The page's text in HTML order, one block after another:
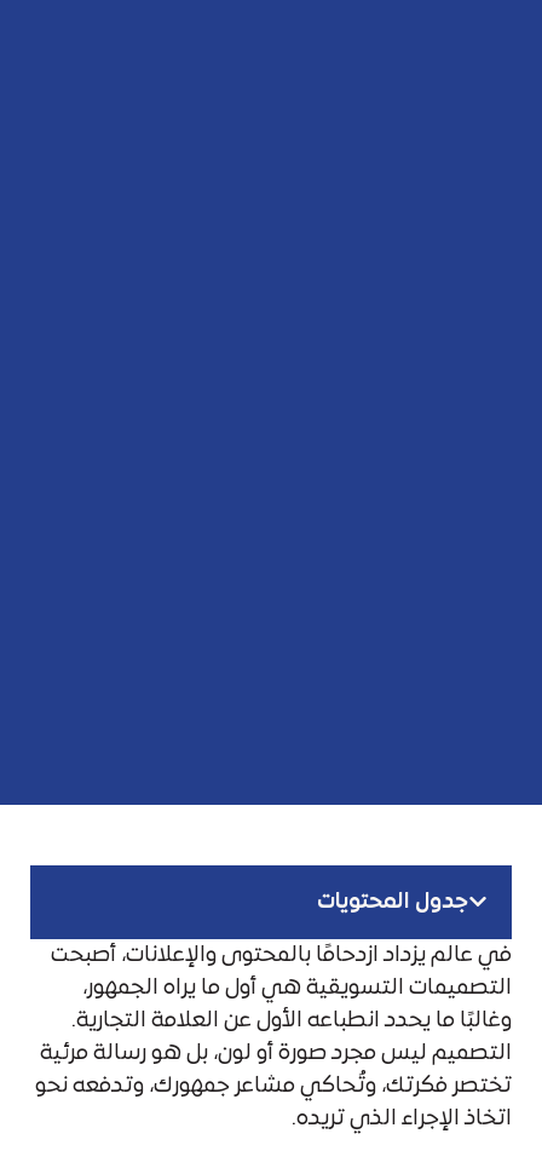
جدول المحتويات
في عالم يزداد ازدحامًا بالمحتوى والإعلانات، أصبحت
التصميمات التسويقية هي أول ما يراه الجمهور،
وغالبًا ما يحدد انطباعه الأول عن العلامة التجارية.
التصميم ليس مجرد صورة أو لون، بل هو رسالة مرئية
تختصر فكرتك، وتُحاكي مشاعر جمهورك، وتدفعه نحو
اتخاذ الإجراء الذي تريده.